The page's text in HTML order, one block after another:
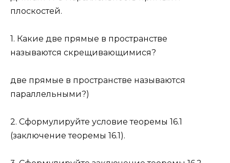
плоскостей.
1. Какие две прямые в пространстве
называются скрещивающимися?
две прямые в пространстве называются
параллельными?)
2. Сформулируйте условие теоремы 16.1
(заключение теоремы 16.1).